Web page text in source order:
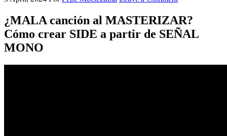
¿MALA canción al MASTERIZAR?
Cómo crear SIDE a partir de SEÑAL
MONO